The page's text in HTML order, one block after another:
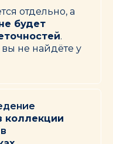
отдельно, а
будет
.
вы не найдёте у
коллекции
в